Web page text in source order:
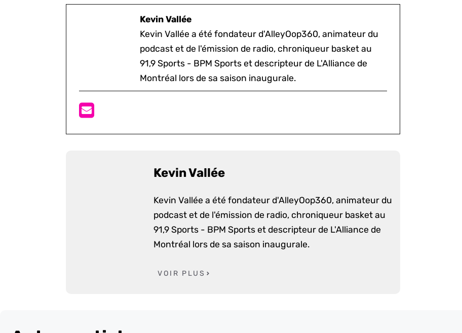
Kevin Vallée
Kevin Vallée a été fondateur d'AlleyOop360, animateur du
podcast et de l'émission de radio, chroniqueur basket au
91,9 Sports - BPM Sports et descripteur de L'Alliance de
Montréal lors de sa saison inaugurale.
Kevin Vallée
Kevin Vallée a été fondateur d'AlleyOop360, animateur du
podcast et de l'émission de radio, chroniqueur basket au
91,9 Sports - BPM Sports et descripteur de L'Alliance de
Montréal lors de sa saison inaugurale.
VOIR PLUS